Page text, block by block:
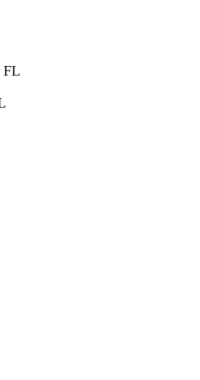
FL